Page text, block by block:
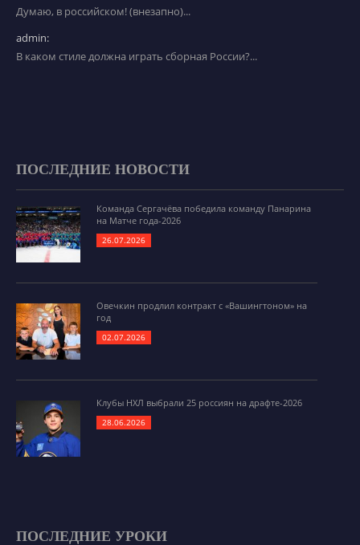
Думаю, в российском! (внезапно)...
admin:
В каком стиле должна играть сборная России?...
ПОСЛЕДНИЕ НОВОСТИ
Команда Сергачёва победила команду Панарина
на Матче года-2026
26.07.2026
Овечкин продлил контракт с «Вашингтоном» на
год
02.07.2026
Клубы НХЛ выбрали 25 россиян на драфте-2026
28.06.2026
ПОСЛЕДНИЕ УРОКИ